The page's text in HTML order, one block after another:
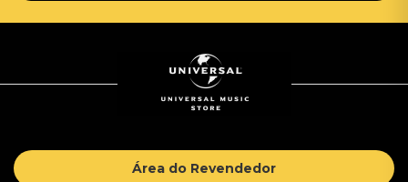
Área do Revendedor